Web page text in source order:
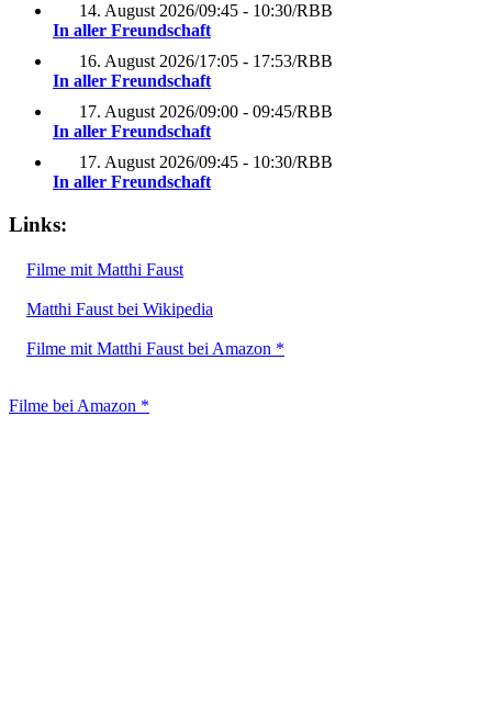
14. August 2026/09:45 - 10:30/RBB
In aller Freundschaft
16. August 2026/17:05 - 17:53/RBB
In aller Freundschaft
17. August 2026/09:00 - 09:45/RBB
In aller Freundschaft
17. August 2026/09:45 - 10:30/RBB
In aller Freundschaft
Links:
Filme mit Matthi Faust
Matthi Faust bei Wikipedia
Filme mit Matthi Faust bei Amazon *
Filme bei Amazon *